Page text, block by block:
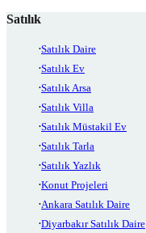
Satılık
Satılık Daire
Satılık Ev
Satılık Arsa
Satılık Villa
Satılık Müstakil Ev
Satılık Tarla
Satılık Yazlık
Konut Projeleri
Ankara Satılık Daire
Diyarbakır Satılık Daire